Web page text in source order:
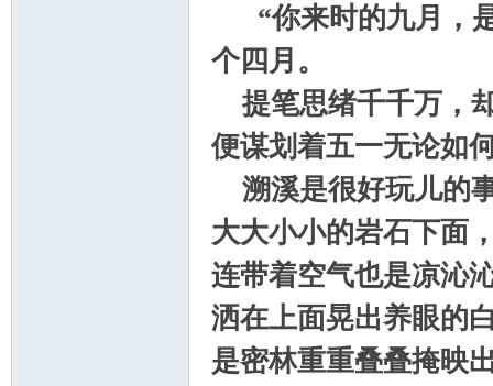
“你来时的九月，
个四月。
提笔思绪千千万，
便谋划着五一无论如
溯溪是很好玩儿的
大大小小的岩石下面
连带着空气也是凉沁
洒在上面晃出养眼的
是密林重重叠叠掩映